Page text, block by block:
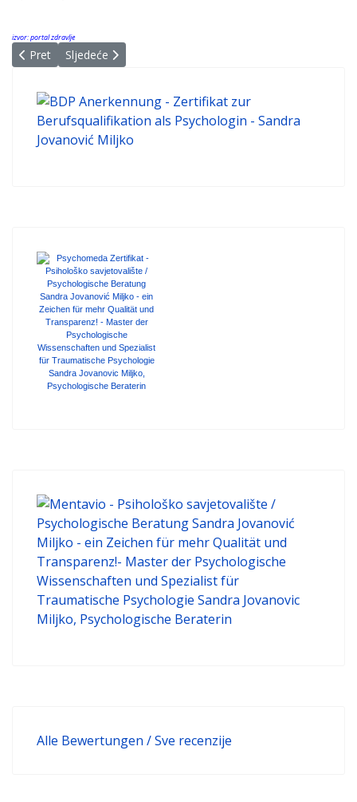
izvor:portal zdravlje
Prethodni članak: Šta je to...STRES
Pret Sljedeći članak: Zdravlje: stres i napetost
Sljedeće
Alle Bewertungen / Sve recenzije